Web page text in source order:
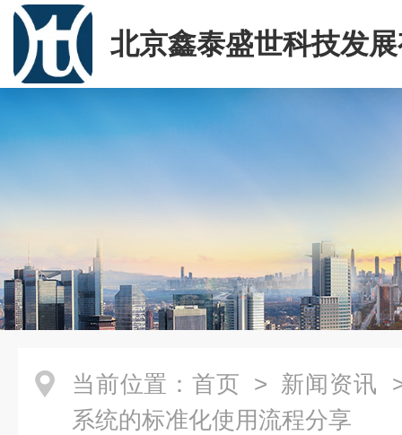
北京鑫泰盛世科技发
司
当前位置： 首页 > 新闻资讯
系统的标准化使用流程分享